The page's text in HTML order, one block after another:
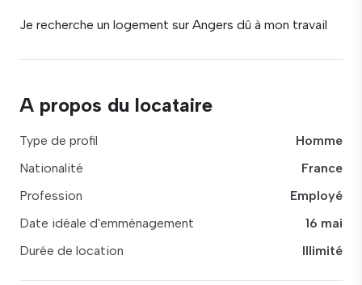
Je recherche un logement sur Angers dû à mon travail
A propos du locataire
Type de profil
Homme
Nationalité
France
Profession
Employé
Date idéale d'emménagement
16 mai
Durée de location
Illimité